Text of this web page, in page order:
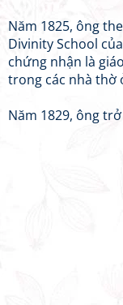
Năm 1825, ông
Divinity School
chứng nhận là
trong các nhà thờ
Năm 1829, ông